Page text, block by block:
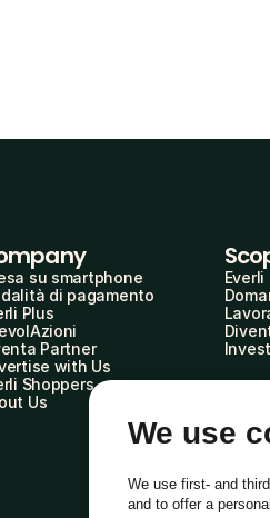
su smartphone
di pagamento
Plus
Partner
with Us
Shoppers
Us
Everli
We use
We use first- and
and to offer a